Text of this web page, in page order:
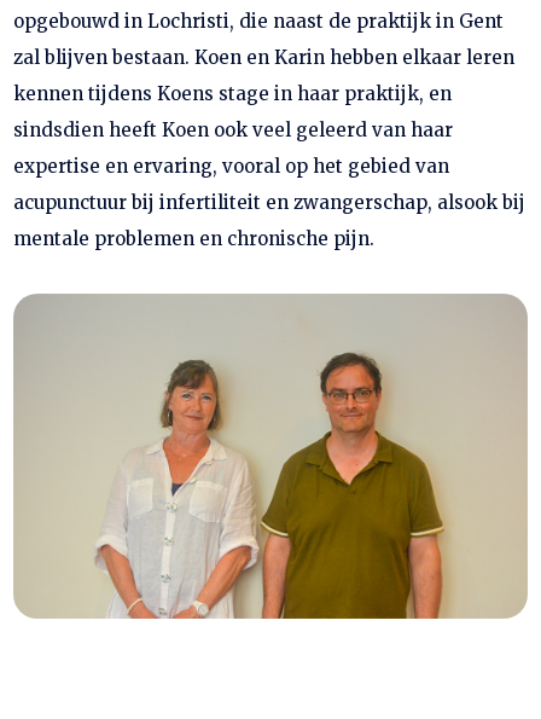
opgebouwd in Lochristi, die naast de praktijk in Gent
zal blijven bestaan. Koen en Karin hebben elkaar leren
kennen tijdens Koens stage in haar praktijk, en
sindsdien heeft Koen ook veel geleerd van haar
expertise en ervaring, vooral op het gebied van
acupunctuur bij infertiliteit en zwangerschap, alsook bij
mentale problemen en chronische pijn.